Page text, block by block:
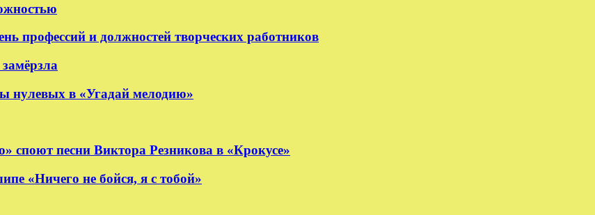
профессий и должностей творческих работников
нулевых в «Угадай мелодию»
песни Виктора Резникова в «Крокусе»
«Ничего не бойся, я с тобой»